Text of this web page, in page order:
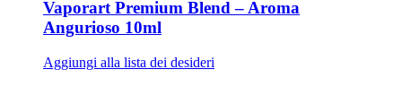
Vaporart Premium Blend – Aroma
Angurioso 10ml
Aggiungi alla lista dei desideri